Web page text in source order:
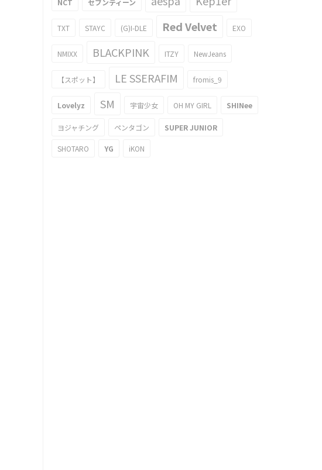
NCT セブンティーン
TXT STAYC (G)I-DLE Red Velvet EXO
NMIXX BLACKPINK ITZY NewJeans
【スポット】 LE SSERAFIM fromis_9
Lovelyz SM 宇宙少女 OH MY GIRL SHINee
ヨジャチング ペンタゴン SUPER JUNIOR
SHOTARO YG iKON